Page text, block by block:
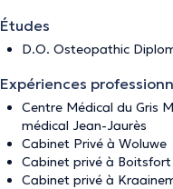
Études
D.O. Osteopathic
Expériences
Centre Médical du Gris
médical Jean-Jaurès
Cabinet Privé à Woluwe
Cabinet privé à Boitsfort
Cabinet privé à